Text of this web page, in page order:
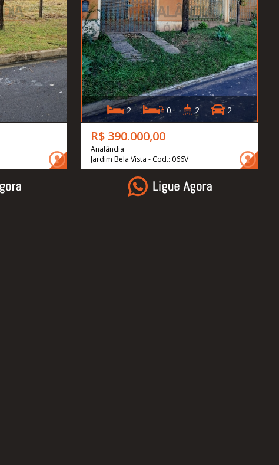
2 0 2 2
R$ 390.000,00
Analândia
Jardim Bela Vista - Cod.: 066V